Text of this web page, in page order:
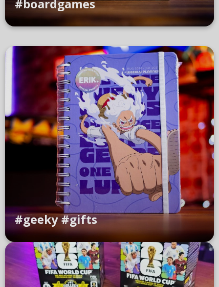
#boardgames
#geeky #gifts